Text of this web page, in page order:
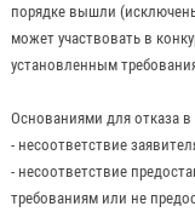
порядке вышли
может участвовать в
установленным
Основаниями для отказа в
- несоответствие
- несоответствие
требованиям или не